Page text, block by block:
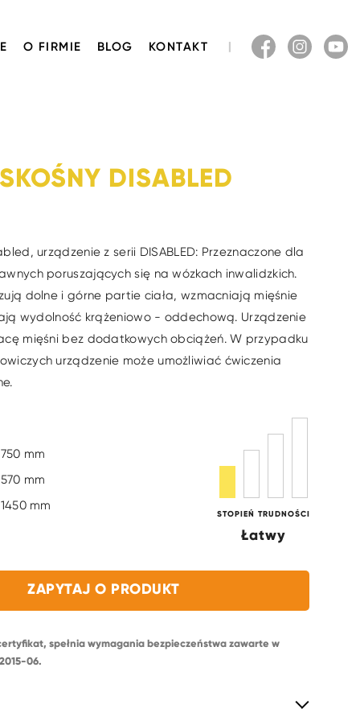
O FIRMIE BLOG KONTAKT
DISABLED
urządzenie z serii DISABLED: Przeznaczone dla
poruszających się na wózkach inwalidzkich.
dolne i górne partie ciała, wzmacniają mięśnie
wydolność krążeniowo - oddechową. Urządzenie
mięśni bez dodatkowych obciążeń. W przypadku
urządzenie może umożliwiać ćwiczenia
750 mm
570 mm
1450 mm
STOPIEŃ TRUDNOŚCI
Łatwy
ZAPYTAJ O PRODUKT
spełnia wymagania bezpieczeństwa zawarte w
06.